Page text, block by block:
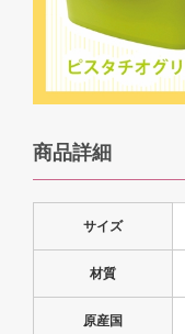
商品詳細
サイズ
材質
原産国